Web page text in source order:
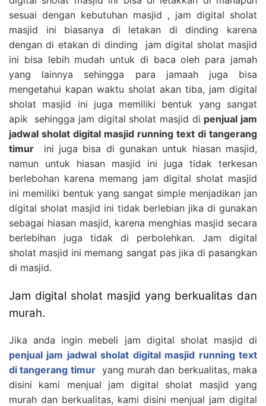
sesuai dengan kebutuhan masjid , jam digital sholat
masjid ini biasanya di letakan di dinding karena
dengan di etakan di dinding jam digital sholat masjid
ini bisa lebih mudah untuk di baca oleh para jamah
yang lainnya sehingga para jamaah juga bisa
mengetahui kapan waktu sholat akan tiba, jam digital
sholat masjid ini juga memiliki bentuk yang sangat
apik sehingga jam digital sholat masjid di penjual jam
jadwal sholat digital masjid running text di tangerang
timur ini juga bisa di gunakan untuk hiasan masjid,
namun untuk hiasan masjid ini juga tidak terkesan
berlebohan karena memang jam digital sholat masjid
ini memiliki bentuk yang sangat simple menjadikan jan
digital sholat masjid ini tidak berlebian jika di gunakan
sebagai hiasan masjid, karena menghias masjid secara
berlebihan juga tidak di perbolehkan. Jam digital
sholat masjid ini memang sangat pas jika di pasangkan
di masjid.
Jam digital sholat masjid yang berkualitas dan
murah.
Jika anda ingin mebeli jam digital sholat masjid di
penjual jam jadwal sholat digital masjid running text
di tangerang timuryang murah dan berkualitas, maka
disini kami menjual jam digital sholat masjid yang
murah dan berkualitas, kami disini menjual jam digital